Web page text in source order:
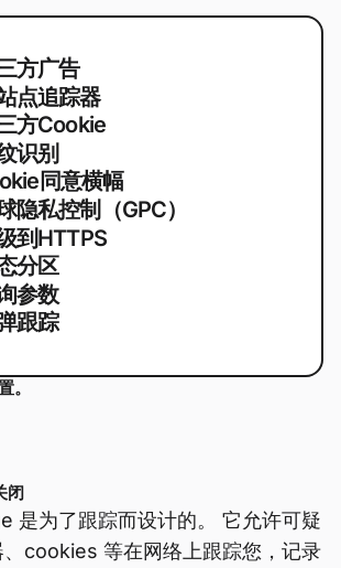
方广告
点追踪器
方Cookie
识别
同意横幅
隐私控制（GPC）
到HTTPS
分区
参数
跟踪
。
闭
是为了跟踪而设计的。 它允许可疑
、cookies 等在网络上跟踪您，记录